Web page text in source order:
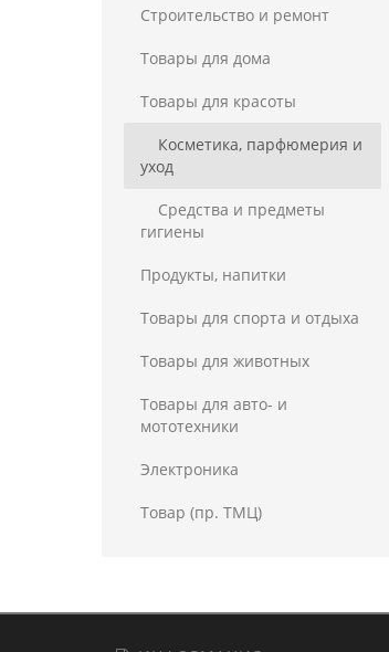
Строительство и ремонт
Товары для дома
Товары для красоты
Косметика, парфюмерия и
уход
Средства и предметы
гигиены
Продукты, напитки
Товары для спорта и отдыха
Товары для животных
Товары для авто- и
мототехники
Электроника
Товар (пр. ТМЦ)